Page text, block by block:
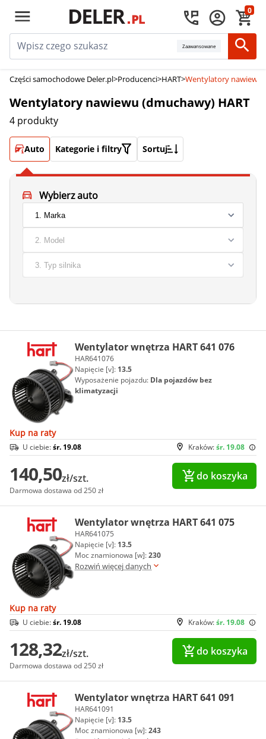
0
Zaawansowane
Części samochodowe Deler.pl>Producenci>HART>Wentylatory nawiewu
Wentylatory nawiewu (dmuchawy) HART
4 produkty
Auto Kategorie i filtry Sortuj
Wybierz auto
Wentylator wnętrza HART 641 076
HAR641076
Napięcie [v]: 13.5
Wyposażenie pojazdu: Dla pojazdów bez
klimatyzacji
Kup na raty
Kraków:śr. 19.08
U ciebie:śr. 19.08
140,50zł/szt.
Darmowa dostawa od 250 zł
do koszyka
Wentylator wnętrza HART 641 075
HAR641075
Napięcie [v]: 13.5
Moc znamionowa [w]:230
Rozwiń więcej danych
Kup na raty
Kraków:śr. 19.08
U ciebie:śr. 19.08
128,32zł/szt.
Darmowa dostawa od 250 zł
do koszyka
Wentylator wnętrza HART 641 091
HAR641091
Napięcie [v]: 13.5
Moc znamionowa [w]:243